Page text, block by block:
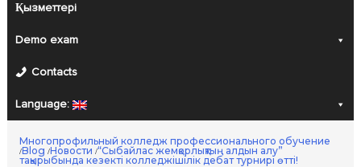
Қызметтері
Demo exam
Contacts
Language:
Многопрофильный колледж профессионального обучение
/Blog /Новости /“Сыбайлас жемқорлықтың алдын алу”
тақырыбында кезекті колледжішілік дебат турнирі өтті!